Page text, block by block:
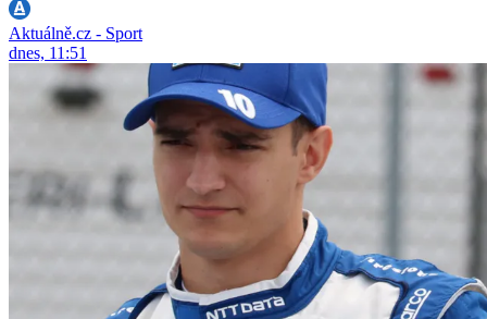
Aktuálně.cz - Sport
dnes, 11:51